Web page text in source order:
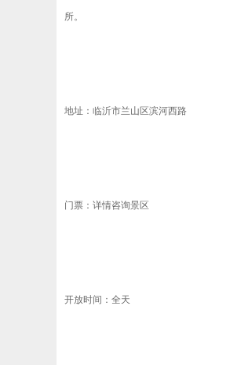
所。
地址：临沂市兰山区滨河西路
门票：详情咨询景区
开放时间：全天